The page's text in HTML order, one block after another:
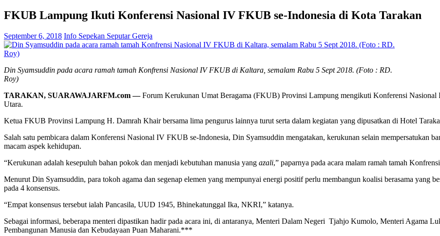
FKUB Lampung Ikuti Konferensi Nasional IV FKUB se-Indonesia di Kota Tarakan
September 6, 2018 Info Sepekan Seputar Gereja
Din Syamsuddin pada acara ramah tamah Konfrensi Nasional IV FKUB di Kaltara, semalam Rabu 5 Sept 2018. (Foto : RD.
Roy)
TARAKAN, SUARAWAJARFM.com —Forum Kerukunan Umat Beragama (FKUB) Provinsi Lampung mengikuti Konferensi
Utara.
Ketua FKUB Provinsi Lampung H. Damrah Khair bersama lima pengurus lainnya turut serta dalam kegiatan yang dipusatkan di Hotel
Salah satu pembicara dalam Konferensi Nasional IV FKUB se-Indonesia, Din Syamsuddin mengatakan, kerukunan selain mempersatukan
macam aspek kehidupan.
“Kerukunan adalah kesepuluh bahan pokok dan menjadi kebutuhan manusia yang azali,” paparnya pada acara malam ramah tamah
Menurut Din Syamsuddin, para tokoh agama dan segenap elemen yang mempunyai energi positif perlu membangun koalisi berasama yang
pada 4 konsensus.
“Empat konsensus tersebut ialah Pancasila, UUD 1945, Bhinekatunggal Ika, NKRI,” katanya.
Sebagai informasi, beberapa menteri dipastikan hadir pada acara ini, di antaranya, Menteri Dalam Negeri Tjahjo Kumolo, Menteri Agama
Pembangunan Manusia dan Kebudayaan Puan Maharani.***